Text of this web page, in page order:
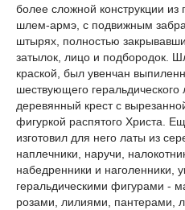
более сложной конструкции из
шлем-армэ, с подвижным
штырях, полностью
затылок, лицо и подбородок.
краской, был увенчан
шествующего
деревянный крест с
фигуркой распятого Христа.
изготовил для него латы из
наплечники, наручи,
набедренники и наголенники,
геральдическими фигурами -
розами, лилиями, пантерами,